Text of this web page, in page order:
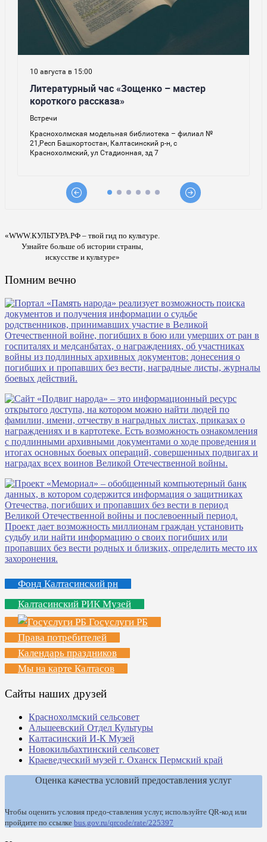
«WWW.КУЛЬТУРА.РФ – твой гид по культуре.
Узнайте больше об истории страны,
искусстве и культуре»
Помним вечно
Фонд Калтасинский рн
Калтасинский РИК Музей
Госуслуги РБ
Права потребителей
Календарь праздников
Мы на карте Калтасов
Сайты наших друзей
Краснохолмский сельсовет
Альшеевский Отдел Культуры
Калтасинский И-К Музей
Новокильбахтинский сельсовет
Краеведческий музей г. Оханск Пермский край
Оценка качества условий предоставления услуг
Чтобы оценить условия предо-ставления услуг, используйте QR-код или
пройдите по ссылке bus.gov.ru/qrcode/rate/225397